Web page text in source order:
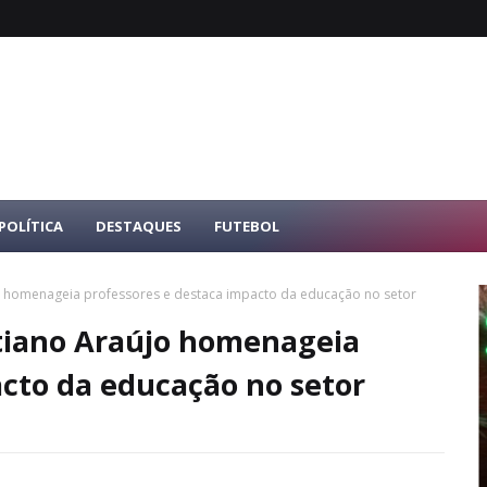
DESTAQUES FUTEBOL
professores e destaca impacto da educação no setor
Araújo homenageia
da educação no setor